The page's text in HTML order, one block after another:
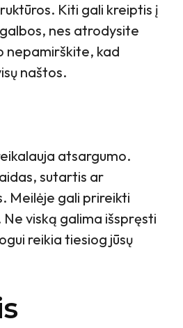
Kiti gali kreiptis į
nes atrodysite
nepamirškite, kad
naštos.
atsargumo.
sutartis ar
Meilėje gali prireikti
viską galima išspręsti
reikia tiesiog jūsų